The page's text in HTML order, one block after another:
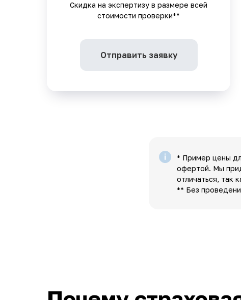
Скидка на экспертизу в размере всей
стоимости проверки**
Отправить заявку
* Пример цены
офертой. Мы
отличаться, так
** Без